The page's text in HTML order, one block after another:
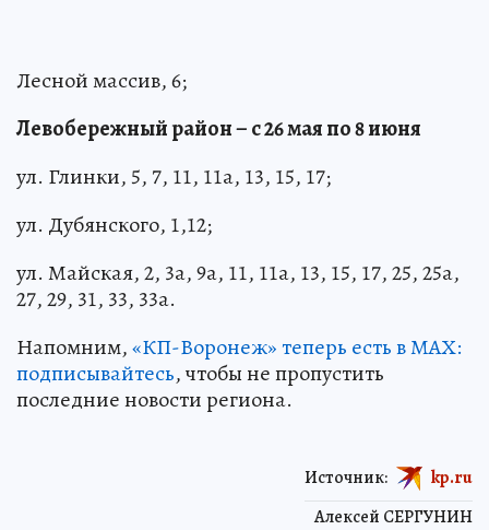
Лесной массив, 6;
Левобережный район – с 26 мая по 8 июня
ул. Глинки, 5, 7, 11, 11а, 13, 15, 17;
ул. Дубянского, 1,12;
ул. Майская, 2, 3а, 9а, 11, 11а, 13, 15, 17, 25, 25а,
27, 29, 31, 33, 33а.
Напомним,«КП-Воронеж» теперь есть в МАХ:
подписывайтесь, чтобы не пропустить
последние новости региона.
Алексей СЕРГУНИН
Источник: kp.ru